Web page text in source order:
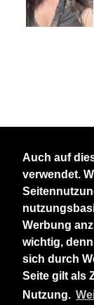
Auch auf
verwendet.
Werbung
wichtig,
sich durch
Seite gilt als
Nutzung.
Nehmen